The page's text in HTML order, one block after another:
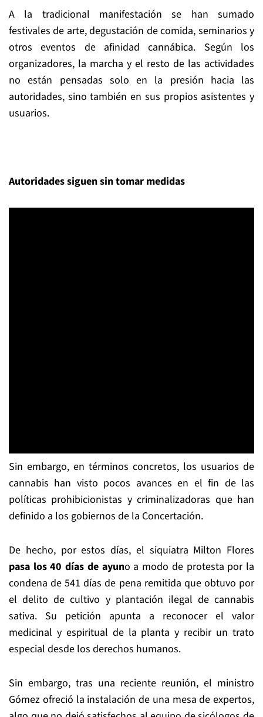
A la tradicional manifestación se han sumado
festivales de arte, degustación de comida, seminarios y
otros eventos de afinidad cannábica. Según los
organizadores, la marcha y el resto de las actividades
no están pensadas solo en la presión hacia las
autoridades, sino también en sus propios asistentes y
usuarios.
Autoridades siguen sin tomar medidas
Sin embargo, en términos concretos, los usuarios de
cannabis han visto pocos avances en el fin de las
políticas prohibicionistas y criminalizadoras que han
definido a los gobiernos de la Concertación.
De hecho, por estos días, el siquiatra Milton Flores
pasa los 40 días de ayuno a modo de protesta por la
condena de 541 días de pena remitida que obtuvo por
el delito de cultivo y plantación ilegal de cannabis
sativa. Su petición apunta a reconocer el valor
medicinal y espiritual de la planta y recibir un trato
especial desde los derechos humanos.
Sin embargo, tras una reciente reunión, el ministro
Gómez ofreció la instalación de una mesa de expertos,